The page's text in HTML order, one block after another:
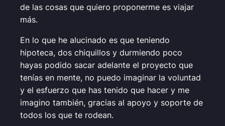
de las cosas que quiero proponerme es viajar
más.
En lo que he alucinado es que teniendo
hipoteca, dos chiquillos y durmiendo poco
hayas podido sacar adelante el proyecto que
tenías en mente, no puedo imaginar la voluntad
y el esfuerzo que has tenido que hacer y me
imagino también, gracias al apoyo y soporte de
todos los que te rodean.